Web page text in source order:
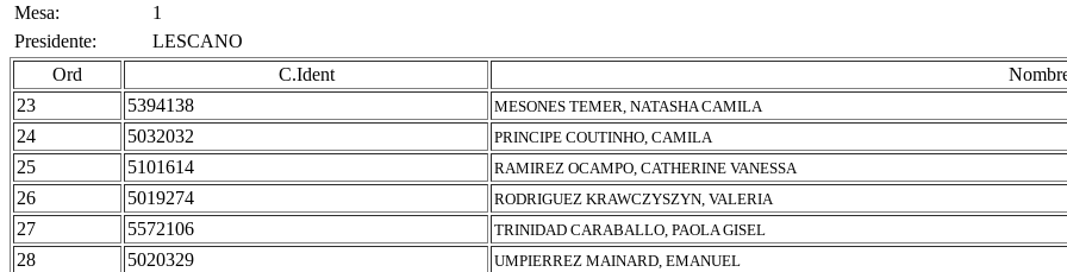
Mesa:
1
Presidente:
LESCANO
Ord
C.Ident
23
5394138 MESONES TEMER, NATASHA CAMILA
24 5032032 PRINCIPE COUTINHO, CAMILA
25 5101614 RAMIREZ OCAMPO, CATHERINE VANESSA
26 5019274 RODRIGUEZ KRAWCZYSZYN, VALERIA
27 5572106 TRINIDAD CARABALLO, PAOLA GISEL
28 5020329 UMPIERREZ MAINARD, EMANUEL